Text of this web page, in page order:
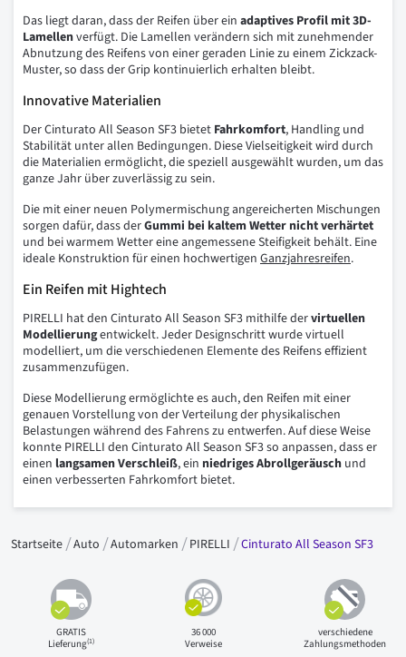
Das liegt daran, dass der Reifen über ein adaptives Profil mit 3D-
Lamellenverfügt. Die Lamellen verändern sich mit zunehmender
Abnutzung des Reifens von einer geraden Linie zu einem Zickzack-
Muster, so dass der Grip kontinuierlich erhalten bleibt.
Innovative Materialien
Der Cinturato All Season SF3 bietet Fahrkomfort, Handling und
Stabilität unter allen Bedingungen. Diese Vielseitigkeit wird durch
die Materialien ermöglicht, die speziell ausgewählt wurden, um das
ganze Jahr über zuverlässig zu sein.
Die mit einer neuen Polymermischung angereicherten Mischungen
sorgen dafür, dass derGummi bei kaltem Wetter nicht verhärtet
und bei warmem Wetter eine angemessene Steifigkeit behält. Eine
ideale Konstruktion für einen hochwertigen Ganzjahresreifen.
Ein Reifen mit Hightech
PIRELLI hat den Cinturato All Season SF3 mithilfe dervirtuellen
Modellierungentwickelt. Jeder Designschritt wurde virtuell
modelliert, um die verschiedenen Elemente des Reifens effizient
zusammenzufügen.
Diese Modellierung ermöglichte es auch, den Reifen mit einer
genauen Vorstellung von der Verteilung der physikalischen
Belastungen während des Fahrens zu entwerfen. Auf diese Weise
konnte PIRELLI den Cinturato All Season SF3 so anpassen, dass er
einen langsamen Verschleiß, ein niedriges Abrollgeräusch und
einen verbesserten Fahrkomfort bietet.
Startseite Auto Automarken PIRELLI Cinturato All Season SF3
GRATIS
Lieferung(1)
36 000
Verweise
verschiedene
Zahlungsmethoden